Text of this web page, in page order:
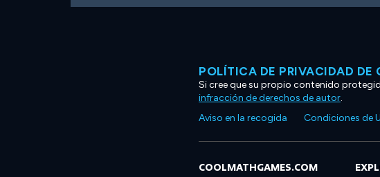
POLÍTICA DE PRIVACIDAD DE
Si cree que su propio contenido
infracción de derechos de autor.
Aviso en la recogida
Condiciones de
COOLMATHGAMES.COM